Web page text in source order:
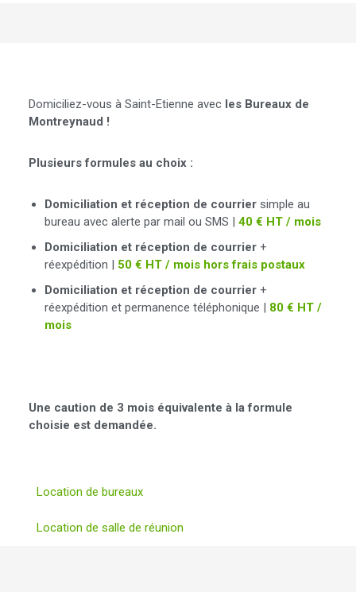
Domiciliez-vous à Saint-Etienne avec les Bureaux de
Montreynaud !
Plusieurs formules au choix :
Domiciliation et réception de courrier simple au
bureau avec alerte par mail ou SMS | 40 € HT / mois
Domiciliation et réception de courrier +
réexpédition | 50 € HT / mois hors frais postaux
Domiciliation et réception de courrier +
réexpédition et permanence téléphonique | 80 € HT /
mois
Une caution de 3 mois équivalente à la formule
choisie est demandée.
Location de bureaux
Location de salle de réunion